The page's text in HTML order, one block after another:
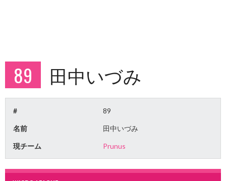
89 田中いづみ
# 89
名前 田中いづみ
現チーム Prunus